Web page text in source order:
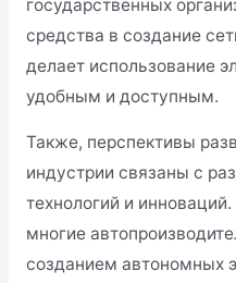
государственных
средства в создание
делает использование
удобным и доступным.
Также, перспективы
индустрии связаны с
технологий и
многие
созданием автономных